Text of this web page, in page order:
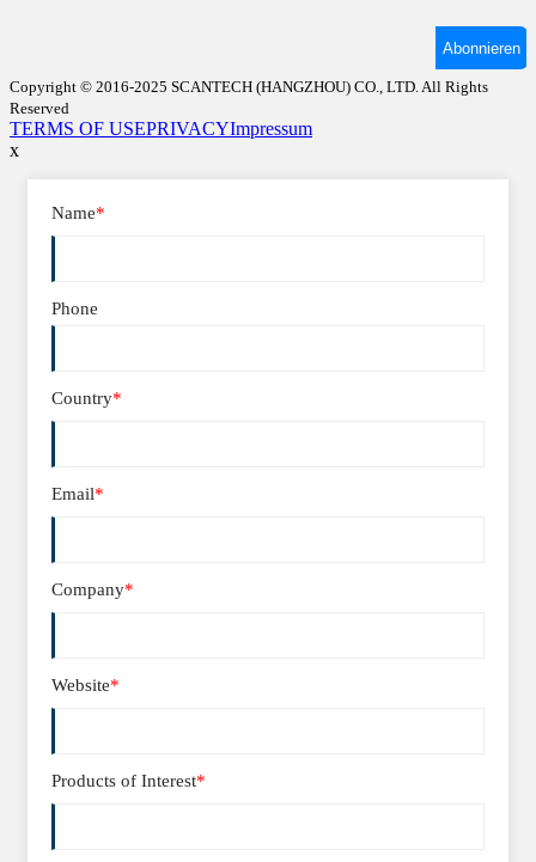
Copyright © 2016-2025 SCANTECH (HANGZHOU) CO., LTD. All Rights
Reserved
TERMS OF USEPRIVACYImpressum
x
Name*
Phone
Country*
Email*
Company*
Website*
Products of Interest*